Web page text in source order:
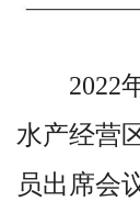
2022
水产经营
员出席会